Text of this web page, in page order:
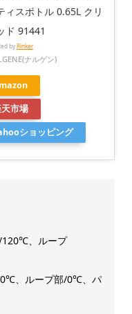
ィスボトル 0.65L クリ
ド 91441
byRinker
ナルゲン)
市場
ショッピング
、ループ
、ループ部/0℃、パ